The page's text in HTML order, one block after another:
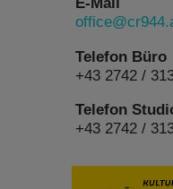
Telefon Büro
+43 2742 /
Telefon
+43 2742 /